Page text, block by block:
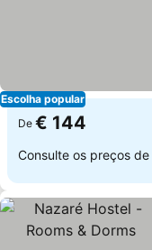
Escolha popular
De € 144
Consulte os preços de